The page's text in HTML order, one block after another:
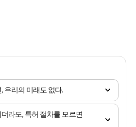
우리의 미래도 없다.
라도, 특허 절차를 모르면